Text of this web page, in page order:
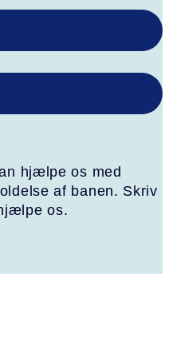
hjælpe os med
af banen. Skriv
os.